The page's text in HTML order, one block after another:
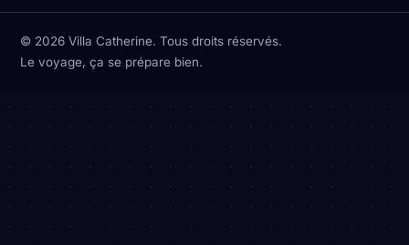
© 2026 Villa Catherine. Tous droits réservés.
Le voyage, ça se prépare bien.